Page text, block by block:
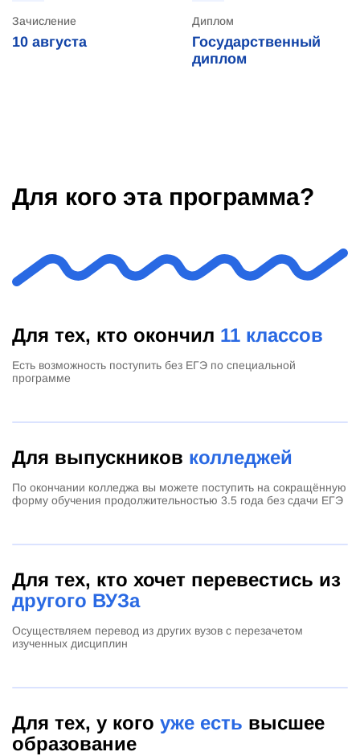
Зачисление
10 августа
Диплом
Государственный
диплом
Для кого эта программа?
Для тех, кто окончил 11 классов
Есть возможность поступить без ЕГЭ по специальной
программе
Для выпускников колледжей
По окончании колледжа вы можете поступить на сокращённую
форму обучения продолжительностью 3.5 года без сдачи ЕГЭ
Для тех, кто хочет перевестись из
другого ВУЗа
Осуществляем перевод из других вузов с перезачетом
изученных дисциплин
Для тех, у кого уже есть высшее
образование